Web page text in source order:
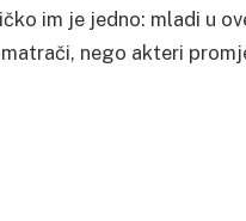
im je jedno: mladi u
nego akteri